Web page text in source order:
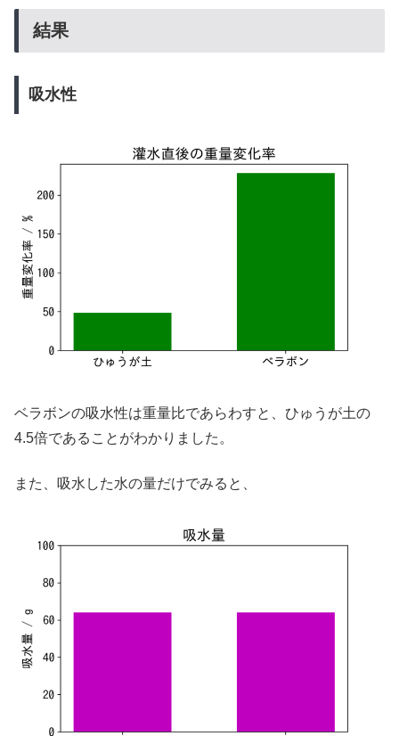
結果
吸水性
ベラボンの吸水性は重量比であらわすと、ひゅうが土の
4.5倍であることがわかりました。
また、吸水した水の量だけでみると、